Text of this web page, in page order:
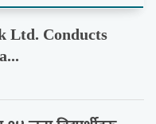
Ltd. Conducts